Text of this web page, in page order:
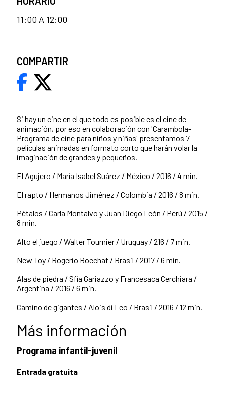
Si hay un cine en el que todo es posible es el cine de
animación, por eso en colaboración con 'Carambola-
Programa de cine para niños y niñas' presentamos 7
películas animadas en formato corto que harán volar la
imaginación de grandes y pequeños.
El Agujero / María Isabel Suárez / México / 2016 / 4 min.
El rapto / Hermanos Jiménez / Colombia / 2016 / 8 min.
Pétalos / Carla Montalvo y Juan Diego León / Perú / 2015 /
8 min.
Alto el juego / Walter Tournier / Uruguay / 216 / 7 min.
New Toy / Rogerio Boechat / Brasil / 2017 / 6 min.
Alas de piedra / Sfía Gariazzo y Francesaca Cerchiara /
Argentina / 2016 / 6 min.
Camino de gigantes / Alois di Leo / Brasil / 2016 / 12 min.
Más información
Programa infantil-juvenil
Entrada gratuita
11:00 A 12:00
COMPARTIR